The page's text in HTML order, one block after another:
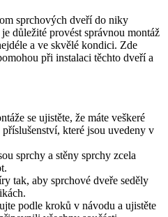
sprchových dveří do niky
důležité provést správnou montáž
a ve skvělé kondici. Zde
při instalaci těchto dveří a
se ujistěte, že máte veškeré
příslušenství, které jsou uvedeny v
sprchy a stěny sprchy zcela
tak, aby sprchové dveře seděly
podle kroků v návodu a ujistěte